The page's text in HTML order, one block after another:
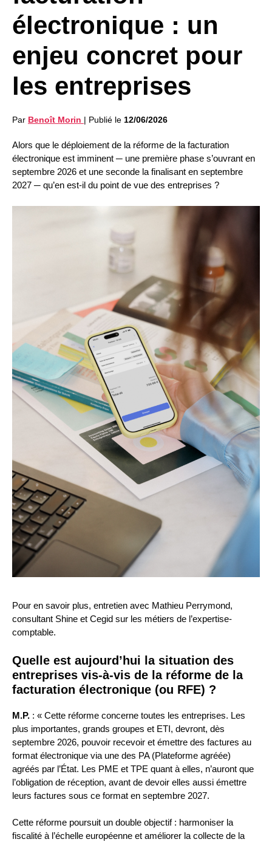
électronique : un
enjeu concret pour
les entreprises
Par Benoît Morin | Publié le 12/06/2026
Alors que le déploiement de la réforme de la facturation
électronique est imminent ─ une première phase s’ouvrant en
septembre 2026 et une seconde la finalisant en septembre
2027 ─ qu’en est-il du point de vue des entreprises ?
Pour en savoir plus, entretien avec Mathieu Perrymond,
consultant Shine et Cegid sur les métiers de l’expertise-
comptable.
Quelle est aujourd’hui la situation des
entreprises vis-à-vis de la réforme de la
facturation électronique (ou RFE) ?
M.P. : « Cette réforme concerne toutes les entreprises. Les
plus importantes, grands groupes et ETI, devront, dès
septembre 2026, pouvoir recevoir et émettre des factures au
format électronique via une des PA (Plateforme agréée)
agréés par l’État. Les PME et TPE quant à elles, n’auront que
l’obligation de réception, avant de devoir elles aussi émettre
leurs factures sous ce format en septembre 2027.
Cette réforme poursuit un double objectif : harmoniser la
fiscalité à l’échelle européenne et améliorer la collecte de la